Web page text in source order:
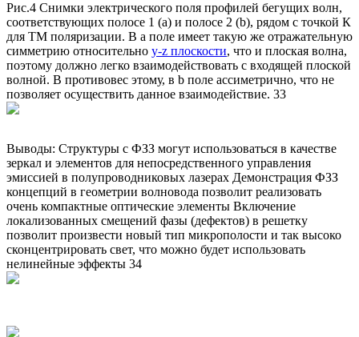
Рис.4 Снимки электрического поля профилей бегущих волн,
соответствующих полосе 1 (а) и полосе 2 (b), рядом с точкой К
для ТМ поляризации. В а поле имеет такую же отражательную
симметрию относительно y-z плоскости, что и плоская волна,
поэтому должно легко взаимодействовать с входящей плоской
волной. В противовес этому, в b поле ассиметрично, что не
позволяет осуществить данное взаимодействие. 33
Выводы: Структуры с ФЗЗ могут использоваться в качестве
зеркал и элементов для непосредственного управления
эмиссией в полупроводниковых лазерах Демонстрация ФЗЗ
концепций в геометрии волновода позволит реализовать
очень компактные оптические элементы Включение
локализованных смещений фазы (дефектов) в решетку
позволит произвести новый тип микрополости и так высоко
сконцентрировать свет, что можно будет использовать
нелинейные эффекты 34